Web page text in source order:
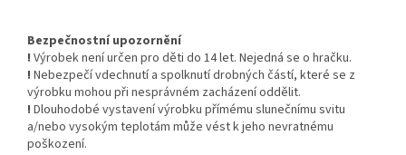
Bezpečnostní upozornění
! Výrobek není určen pro děti do 14 let. Nejedná se o hračku.
! Nebezpečí vdechnutí a spolknutí drobných částí, které se z
výrobku mohou při nesprávném zacházení oddělit.
! Dlouhodobé vystavení výrobku přímému slunečnímu svitu
a/nebo vysokým teplotám může vést k jeho nevratnému
poškození.